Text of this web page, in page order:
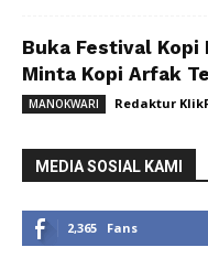
Buka Festival Kopi
Minta Kopi Arfak
MANOKWARI Redaktur
MEDIA SOSIAL KAMI
2,365 Fans